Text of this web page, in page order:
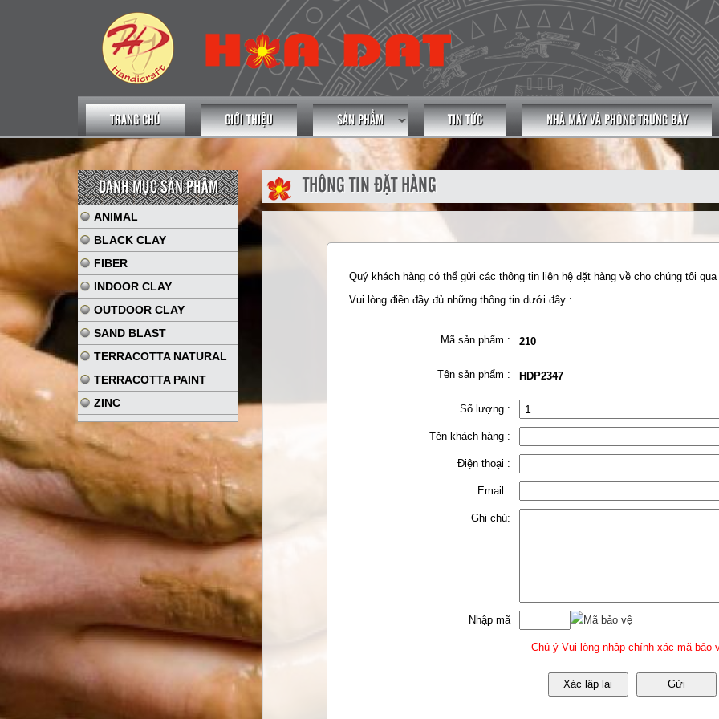
TRANG CHỦ GIỚI THIỆU SẢN PHẨM TIN TỨC NHÀ MÁY VÀ PHÒNG TRƯNG BÀY
DANH MỤC SẢN PHẨM
ANIMAL
BLACK CLAY
FIBER
INDOOR CLAY
OUTDOOR CLAY
SAND BLAST
TERRACOTTA NATURAL
TERRACOTTA PAINT
ZINC
THÔNG TIN ĐẶT HÀNG
Quý khách hàng có thể gửi các thông tin liên hệ đặt hàng về cho chúng tôi qua
Vui lòng điền đầy đủ những thông tin dưới đây :
Mã sản phẩm : 210
Tên sản phẩm : HDP2347
Số lượng :
Tên khách hàng :
Điện thoại :
Email :
Ghi chú:
Nhập mã Mã bảo vệ
Chú ý Vui lòng nhập chính xác mã bảo